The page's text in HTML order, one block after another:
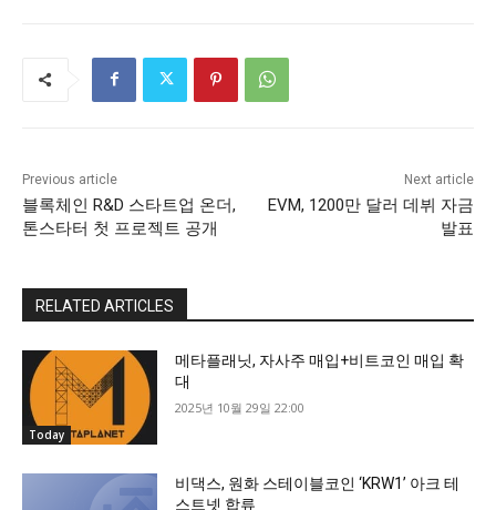
Previous article
블록체인 R&D 스타트업 온더,
톤스타터 첫 프로젝트 공개
Next article
EVM, 1200만 달러 데뷔 자금
발표
RELATED ARTICLES
Today
메타플래닛, 자사주 매입+비트코인 매입 확
대
2025년 10월 29일 22:00
비댁스, 원화 스테이블코인 ‘KRW1’ 아크 테
스트넷 합류